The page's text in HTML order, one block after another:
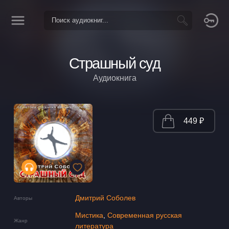
Страшный суд
Аудиокнига
Авторы Дмитрий Соболев
Жанр
Мистика Современная русская
литература
449 ₽